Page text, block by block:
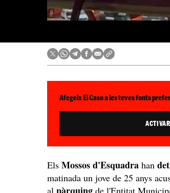
Afegeix El Caso a les teves fonts
ElsMossos d'Esquadra han
matinada un jove de 25 anys
al
de l'Entitat